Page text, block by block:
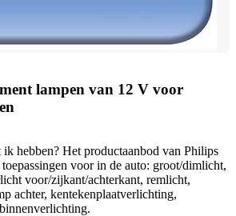
lampen van 12 V voor
hebben? Het productaanbod van Philips
voor in de auto: groot/dimlicht,
voor/zijkant/achterkant, remlicht,
achter, kentekenplaatverlichting,